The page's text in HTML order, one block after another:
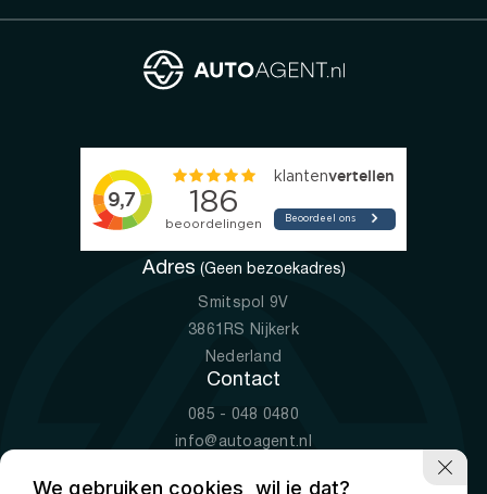
Adres (Geen bezoekadres)
Smitspol 9V
3861RS Nijkerk
Nederland
Contact
085 - 048 0480
info@autoagent.nl
We gebruiken cookies, wil je dat?